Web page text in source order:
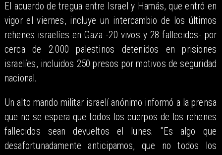
El acuerdo de tregua entre Israel y Hamás, que entró en
vigor el viernes, incluye un intercambio de los últimos
rehenes israelíes en Gaza -20 vivos y 28 fallecidos- por
cerca de 2.000 palestinos detenidos en prisiones
israelíes, incluidos 250 presos por motivos de seguridad
nacional.
Un alto mando militar israelí anónimo informó a la prensa
que no se espera que todos los cuerpos de los rehenes
fallecidos sean devueltos el lunes. "Es algo que
desafortunadamente anticipamos, que no todos los